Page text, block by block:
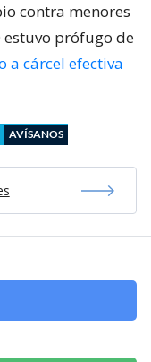
contra menores
estuvo prófugo de
a cárcel efectiva
AVÍSANOS